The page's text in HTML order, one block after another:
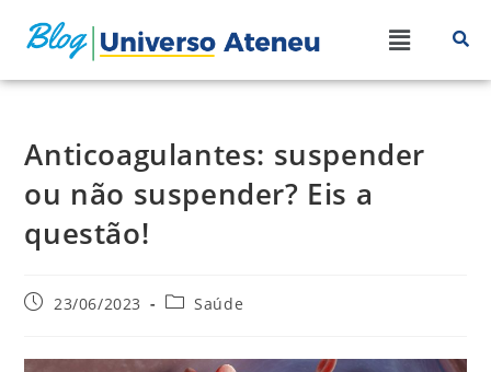
Anticoagulantes: suspender
ou não suspender? Eis a
questão!
23/06/2023 Saúde